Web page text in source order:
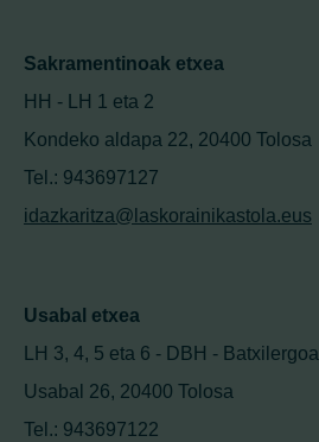
Sakramentinoak etxea
HH - LH 1 eta 2
Kondeko aldapa 22, 20400 Tolosa
Tel.: 943697127
idazkaritza@laskorainikastola.eus
Usabal etxea
LH 3, 4, 5 eta 6 - DBH - Batxilergoa
Usabal 26, 20400 Tolosa
Tel.: 943697122